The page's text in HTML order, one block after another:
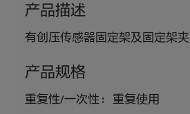
产品描述
有创压传感器固定架及固定架夹
产品规格
重复性/一次性 :
重复使用